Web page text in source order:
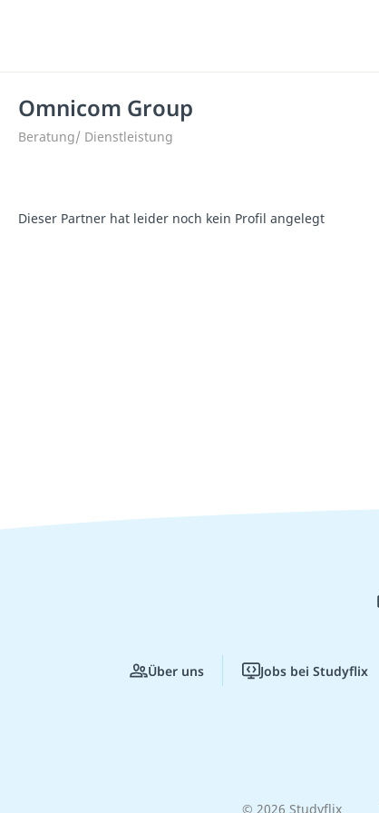
Omnicom Group
Beratung/ Dienstleistung
Dieser Partner hat leider noch kein Profil angelegt
Über uns Jobs bei Studyflix
© 2026 Studyflix